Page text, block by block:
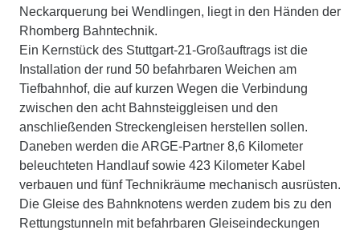
Neckarquerung bei Wendlingen, liegt in den Händen der
Rhomberg Bahntechnik.
Ein Kernstück des Stuttgart-21-Großauftrags ist die
Installation der rund 50 befahrbaren Weichen am
Tiefbahnhof, die auf kurzen Wegen die Verbindung
zwischen den acht Bahnsteiggleisen und den
anschließenden Streckengleisen herstellen sollen.
Daneben werden die ARGE-Partner 8,6 Kilometer
beleuchteten Handlauf sowie 423 Kilometer Kabel
verbauen und fünf Technikräume mechanisch ausrüsten.
Die Gleise des Bahnknotens werden zudem bis zu den
Rettungstunneln mit befahrbaren Gleiseindeckungen